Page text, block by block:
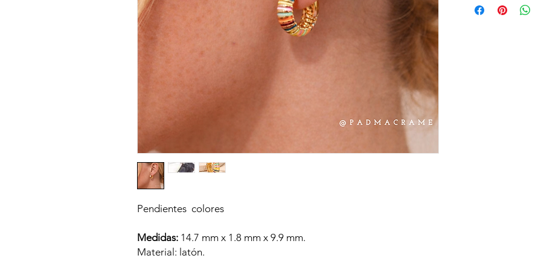
Pendientes colores
Medidas: 14.7 mm x 1.8 mm x 9.9 mm.
Material: latón.
echar colonias ni